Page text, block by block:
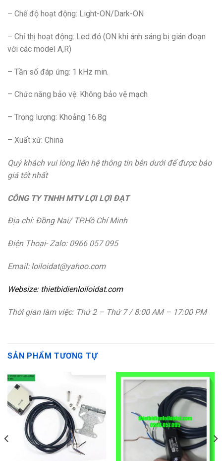
– Chế độ hoạt động: Light-ON/Dark-ON
– Chỉ thị hoạt động: Led đỏ (ON khi ánh sáng bị gián đoạn
với các model A,R)
– Tần số đáp ứng: 1 kHz min.
– Chức năng bảo vệ: Không bảo vệ mạch
– Trọng lượng: Khoảng 16.8g
– Xuất xứ: China
Quý khách vui lòng liên hệ thông tin bên dưới để được báo
giá tốt nhất
CÔNG TY TNHH MTV LỢI LỢI ĐẠT
Địa chỉ: Đồng Nai/ TP.Hồ Chí Minh
Điện Thoại- Zalo: 0966 057 095
Email: loiloidat@yahoo.com
Websize: thietbidienloiloidat.com
Thời gian làm việc: Thứ 2 – Thứ 7 / 8:00 AM – 17:00 PM
SẢN PHẨM TƯƠNG TỰ